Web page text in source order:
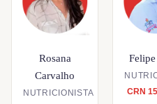
Rosana
Carvalho
NUTRICIONISTA CRN